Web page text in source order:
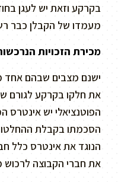
בקרקע וזאת יש לעגן
מעמדו של הקבלן כבר
מכירת הזכויות
ישנם מצבים שבהם אחד
את חלקו בקרקע לגורם
הפוטנציאלי יש אינטרס
הסכמתו בקבלת
הנוגד את אינטרס כלל
את חברי הקבוצה לרכוש